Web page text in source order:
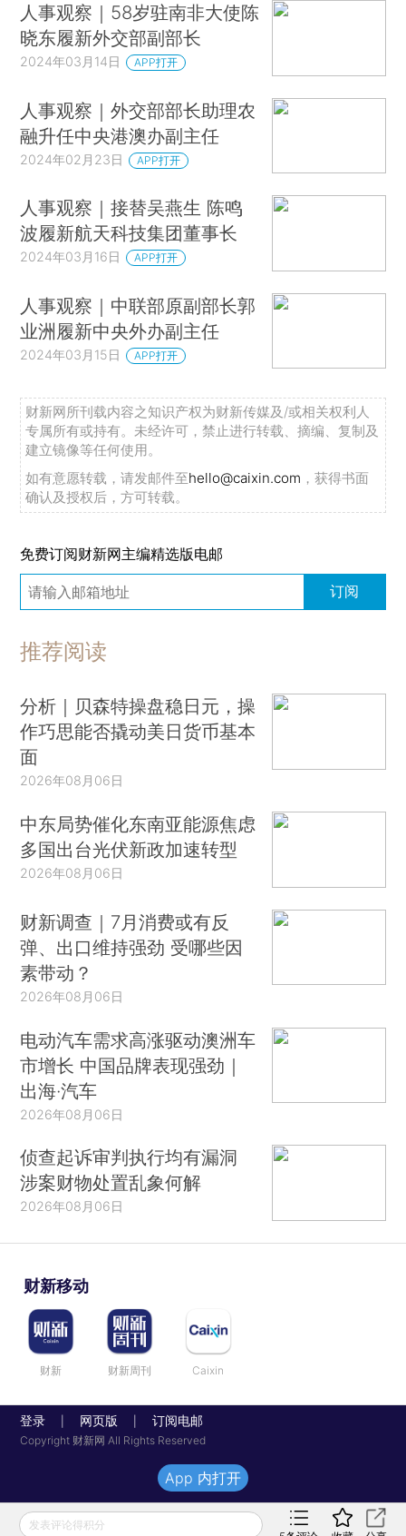
人事观察｜58岁驻南非大使陈
晓东履新外交部副部长
2024年03月14日 APP打开
人事观察｜外交部部长助理农
融升任中央港澳办副主任
2024年02月23日 APP打开
人事观察｜接替吴燕生 陈鸣
波履新航天科技集团董事长
2024年03月16日 APP打开
人事观察｜中联部原副部长郭
业洲履新中央外办副主任
2024年03月15日 APP打开
财新网所刊载内容之知识产权为财新传媒及/或相关权利人
专属所有或持有。未经许可，禁止进行转载、摘编、复制及
建立镜像等任何使用。
如有意愿转载，请发邮件至hello@caixin.com ，获得书面
确认及授权后，方可转载。
免费订阅财新网主编精选版电邮
订阅
推荐阅读
分析｜贝森特操盘稳日元，操
作巧思能否撬动美日货币基本
面
2026年08月06日
中东局势催化东南亚能源焦虑
多国出台光伏新政加速转型
2026年08月06日
财新调查｜7月消费或有反
弹、出口维持强劲 受哪些因
素带动？
2026年08月06日
电动汽车需求高涨驱动澳洲车
市增长 中国品牌表现强劲｜
出海·汽车
2026年08月06日
侦查起诉审判执行均有漏洞
涉案财物处置乱象何解
2026年08月06日
财新移动
财新 财新周刊 Caixin
登录 网页版 订阅电邮
Copyright 财新网 All Rights Reserved
发表评论得积分
App 内打开